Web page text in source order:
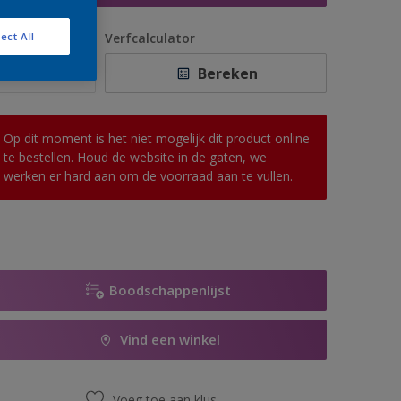
Verfcalculator
Bereken
Op dit moment is het niet mogelijk dit product online
te bestellen. Houd de website in de gaten, we
werken er hard aan om de voorraad aan te vullen.
Boodschappenlijst
Vind een winkel
All